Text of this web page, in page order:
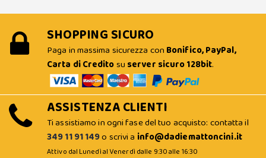
SHOPPING SICURO
Paga in massima sicurezza con Bonifico, PayPal,
Carta di Creditosu server sicuro 128bit.
ASSISTENZA CLIENTI
Ti assistiamo in ogni fase del tuo acquisto: contatta il
349 11 91 149o scrivi a info@dadiemattoncini.it
Attivo dal Lunedì al Venerdì dalle 9:30 alle 16:30